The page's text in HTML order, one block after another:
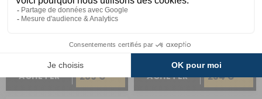
Réf : 466417 EN STOCK
ACHETER 289 € ACHETER 234 €